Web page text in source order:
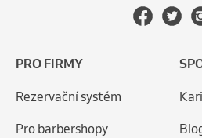
PRO FIRMY
Rezervační systém
Pro barbershopy